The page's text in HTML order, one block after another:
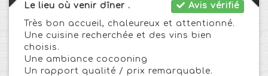
Avis vérifié
Le lieu où venir dîner .
Très bon accueil, chaleureux et attentionné.
Une cuisine recherchée et des vins bien
choisis.
Une ambiance cocooning
Un rapport qualité / prix remarquable.